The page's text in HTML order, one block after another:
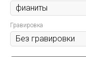
Гравировка